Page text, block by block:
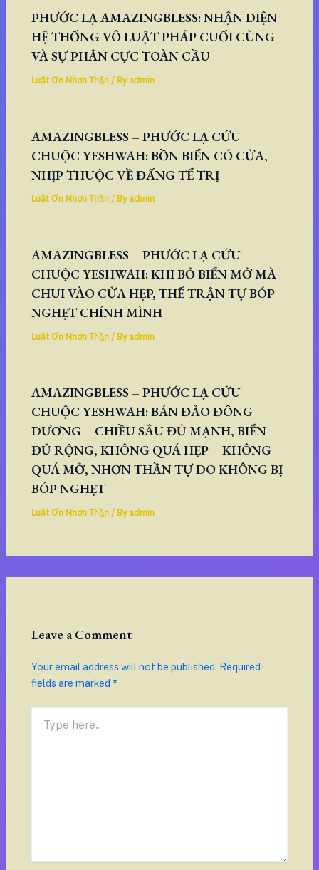
PHƯỚC LẠ AMAZINGBLESS: NHẬN DIỆN
HỆ THỐNG VÔ LUẬT PHÁP CUỐI CÙNG
VÀ SỰ PHÂN CỰC TOÀN CẦU
Luật Ơn Nhơn Thần/ Byadmin
AMAZINGBLESS – PHƯỚC LẠ CỨU
CHUỘC YESHWAH: BỒN BIỂN CÓ CỬA,
NHỊP THUỘC VỀ ĐẤNG TỂ TRỊ
Luật Ơn Nhơn Thần/ Byadmin
AMAZINGBLESS – PHƯỚC LẠ CỨU
CHUỘC YESHWAH: KHI BỎ BIỂN MỞ MÀ
CHUI VÀO CỬA HẸP, THẾ TRẬN TỰ BÓP
NGHẸT CHÍNH MÌNH
Luật Ơn Nhơn Thần/ Byadmin
AMAZINGBLESS – PHƯỚC LẠ CỨU
CHUỘC YESHWAH: BÁN ĐẢO ĐÔNG
DƯƠNG – CHIỀU SÂU ĐỦ MẠNH, BIỂN
ĐỦ RỘNG, KHÔNG QUÁ HẸP – KHÔNG
QUÁ MỞ, NHƠN THẦN TỰ DO KHÔNG BỊ
BÓP NGHẸT
Luật Ơn Nhơn Thần/ Byadmin
Leave a Comment
Your email address will not be published. Required
fields are marked*
here..